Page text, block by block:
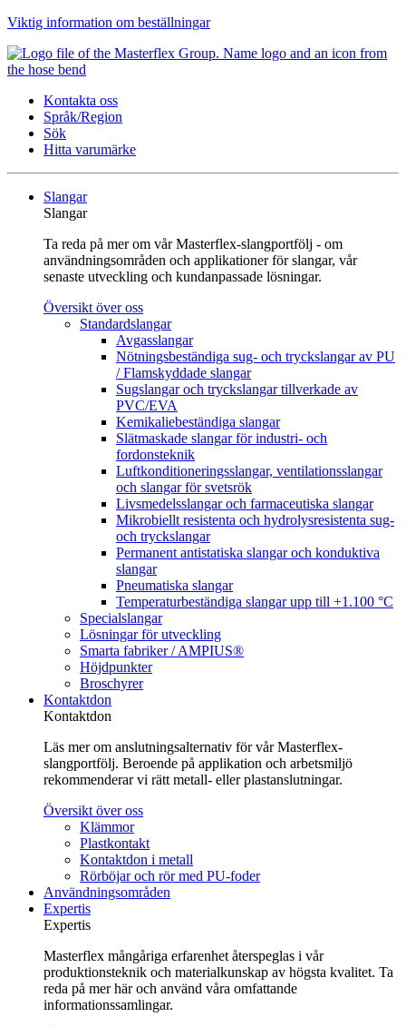
Viktig information om beställningar
Kontakta oss
Språk/Region
Sök
Hitta varumärke
Slangar
Slangar
Ta reda på mer om vår Masterflex-slangportfölj - om
användningsområden och applikationer för slangar, vår
senaste utveckling och kundanpassade lösningar.
Översikt över oss
Standardslangar
Avgasslangar
Nötningsbeständiga sug- och tryckslangar av PU
/ Flamskyddade slangar
Sugslangar och tryckslangar tillverkade av
PVC/EVA
Kemikaliebeständiga slangar
Slätmaskade slangar för industri- och
fordonsteknik
Luftkonditioneringsslangar, ventilationsslangar
och slangar för svetsrök
Livsmedelsslangar och farmaceutiska slangar
Mikrobiellt resistenta och hydrolysresistenta sug-
och tryckslangar
Permanent antistatiska slangar och konduktiva
slangar
Pneumatiska slangar
Temperaturbeständiga slangar upp till +1.100 °C
Specialslangar
Lösningar för utveckling
Smarta fabriker / AMPIUS®
Höjdpunkter
Broschyrer
Kontaktdon
Kontaktdon
Läs mer om anslutningsalternativ för vår Masterflex-
slangportfölj. Beroende på applikation och arbetsmiljö
rekommenderar vi rätt metall- eller plastanslutningar.
Översikt över oss
Klämmor
Plastkontakt
Kontaktdon i metall
Rörböjar och rör med PU-foder
Användningsområden
Expertis
Expertis
Masterflex mångåriga erfarenhet återspeglas i vår
produktionsteknik och materialkunskap av högsta kvalitet. Ta
reda på mer här och använd våra omfattande
informationssamlingar.